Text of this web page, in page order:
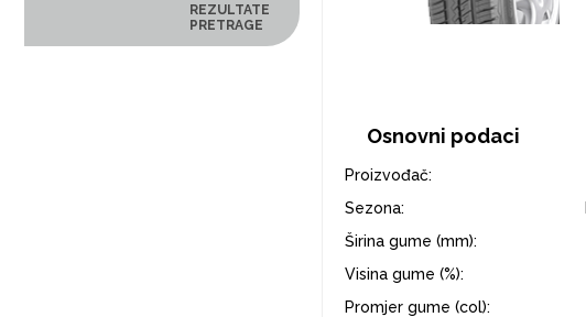
REZULTATE
PRETRAGE
Osnovni podaci
Proizvođač:
Sezona:
Širina gume (mm):
Visina gume (%):
Promjer gume (col):